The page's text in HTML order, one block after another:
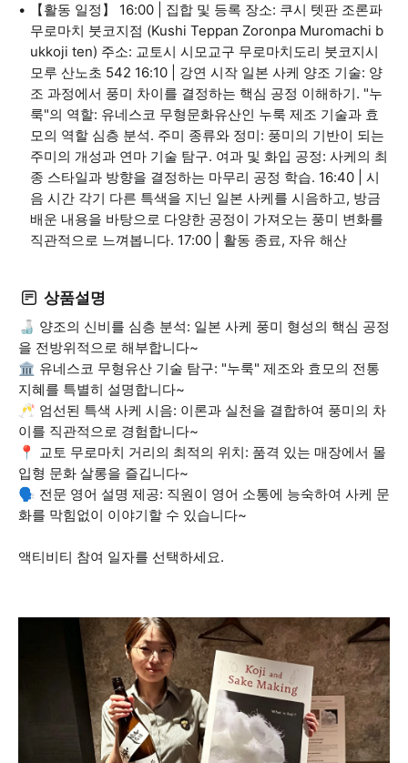
【활동 일정】 16:00 | 집합 및 등록 장소: 쿠시 텟판 조론파
무로마치 붓코지점 (Kushi Teppan Zoronpa Muromachi b
ukkoji ten) 주소: 교토시 시모교구 무로마치도리 붓코지시
모루 산노초 542 16:10 | 강연 시작 일본 사케 양조 기술: 양
조 과정에서 풍미 차이를 결정하는 핵심 공정 이해하기. "누
룩"의 역할: 유네스코 무형문화유산인 누룩 제조 기술과 효
모의 역할 심층 분석. 주미 종류와 정미: 풍미의 기반이 되는
주미의 개성과 연마 기술 탐구. 여과 및 화입 공정: 사케의 최
종 스타일과 방향을 결정하는 마무리 공정 학습. 16:40 | 시
음 시간 각기 다른 특색을 지닌 일본 사케를 시음하고, 방금
배운 내용을 바탕으로 다양한 공정이 가져오는 풍미 변화를
직관적으로 느껴봅니다. 17:00 | 활동 종료, 자유 해산
상품설명
🍶 양조의 신비를 심층 분석: 일본 사케 풍미 형성의 핵심 공정
을 전방위적으로 해부합니다~
🏛️ 유네스코 무형유산 기술 탐구: "누룩" 제조와 효모의 전통
지혜를 특별히 설명합니다~
🥂 엄선된 특색 사케 시음: 이론과 실천을 결합하여 풍미의 차
이를 직관적으로 경험합니다~
📍 교토 무로마치 거리의 최적의 위치: 품격 있는 매장에서 몰
입형 문화 살롱을 즐깁니다~
🗣️ 전문 영어 설명 제공: 직원이 영어 소통에 능숙하여 사케 문
화를 막힘없이 이야기할 수 있습니다~
액티비티 참여 일자를 선택하세요.